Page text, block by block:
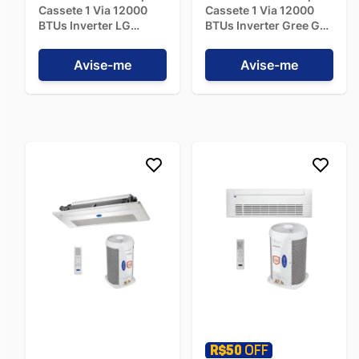
O consumo de energia varia conforme o modelo e a
tecnologia. Equipamentos com tecnologia Inverter e
classificação A no Selo Procel são os mais eficientes,
consumindo menos eletricidade em comparação com
modelos convencionais de 12000 BTUs. O consumo
Split Cassete e outros modelos Split (como Hi-
Wall ou Piso Teto)?
A diferença principal reside na forma de instalação da
unidade interna e na distribuição do ar. O Split Cassete é
Teto pode ser instalado no piso ou no teto, oferecendo alta
Cassete 1 Via 12000
BTUs Inverter LG
ZTNW12GTUAA.ANWZBR1
- 220VAvise-me
Cassete 1 Via 12000
BTUs Inverter Gree G-
D6DNA1A - 220V
Avise-me